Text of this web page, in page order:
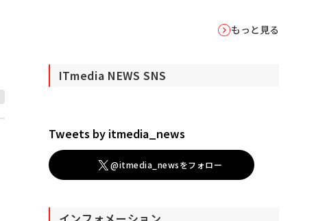
もっと見る
ITmedia NEWS SNS
Tweets by itmedia_news
@itmedia_newsをフォロー